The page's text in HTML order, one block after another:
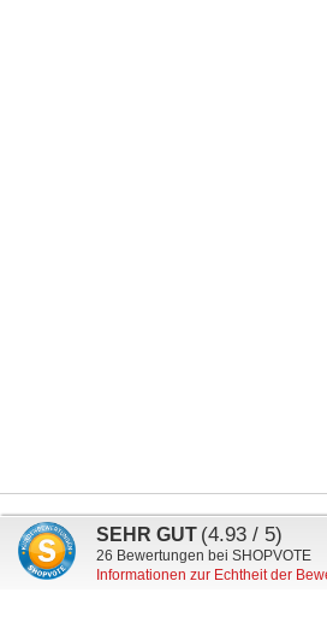
Anmeldung
zum
Newsletter:
SEHR GUT (4.93 / 5)
26 Bewertungen bei SHOPVOTE
Informationen zur Echtheit der